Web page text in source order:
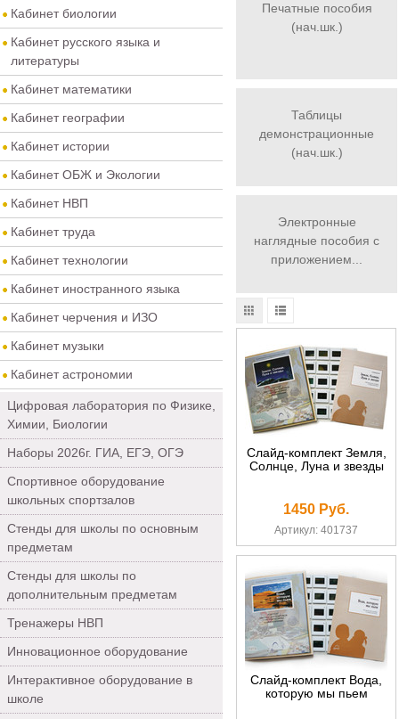
Кабинет биологии
Кабинет русского языка и
литературы
Кабинет математики
Кабинет географии
Кабинет истории
Кабинет ОБЖ и Экологии
Кабинет НВП
Кабинет труда
Кабинет технологии
Кабинет иностранного языка
Кабинет черчения и ИЗО
Кабинет музыки
Кабинет астрономии
Цифровая лаборатория по Физике,
Химии, Биологии
Наборы 2026г. ГИА, ЕГЭ, ОГЭ
Спортивное оборудование
школьных спортзалов
Стенды для школы по основным
предметам
Стенды для школы по
дополнительным предметам
Тренажеры НВП
Инновационное оборудование
Интерактивное оборудование в
школе
Печатные пособия
(нач.шк.)
Таблицы
демонстрационные
(нач.шк.)
Электронные
наглядные пособия с
приложением...
Слайд-комплект Земля,
Солнце, Луна и звезды
1450 Руб.
Артикул: 401737
Слайд-комплект Вода,
которую мы пьем